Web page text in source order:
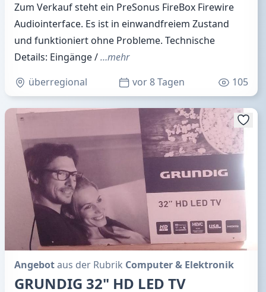
Zum Verkauf steht ein PreSonus FireBox Firewire
Audiointerface. Es ist in einwandfreiem Zustand
und funktioniert ohne Probleme. Technische
Details: Eingänge /…mehr
überregional
vor 8 Tagen 105
Angebotaus der Rubrik Computer & Elektronik
GRUNDIG 32" HD LED TV